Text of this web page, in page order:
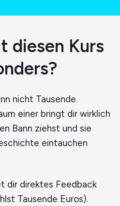
diesen Kurs
nicht Tausende
einer bringt dir wirklich
Bann ziehst und sie
eintauchen
dir direktes Feedback
Tausende Euros).